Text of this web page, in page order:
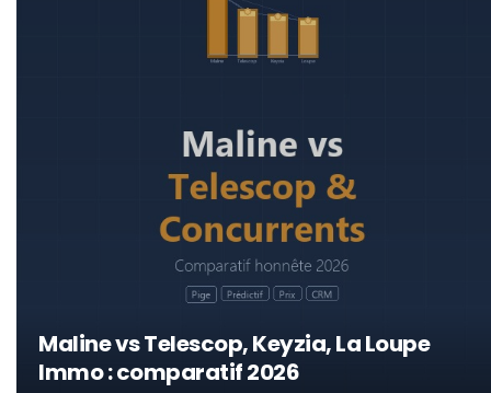
Maline vs Telescop, Keyzia, La Loupe
Immo : comparatif 2026